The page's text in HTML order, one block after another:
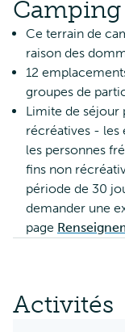
Camping
Ce terrain de
raison des
12
groupes de
Limite de séjour
récréatives - les
les personnes
fins non
période de 30
demander une
page
Activités